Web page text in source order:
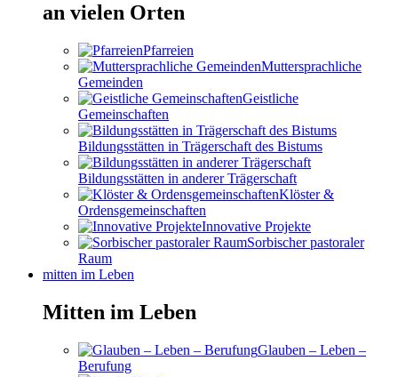
an vielen Orten
Pfarreien
Muttersprachliche
Gemeinden
Geistliche
Gemeinschaften
Bildungsstätten in Trägerschaft des Bistums
Bildungsstätten in anderer Trägerschaft
Klöster &
Ordensgemeinschaften
Innovative Projekte
Sorbischer pastoraler
Raum
mitten im Leben
Mitten im Leben
Glauben – Leben –
Berufung